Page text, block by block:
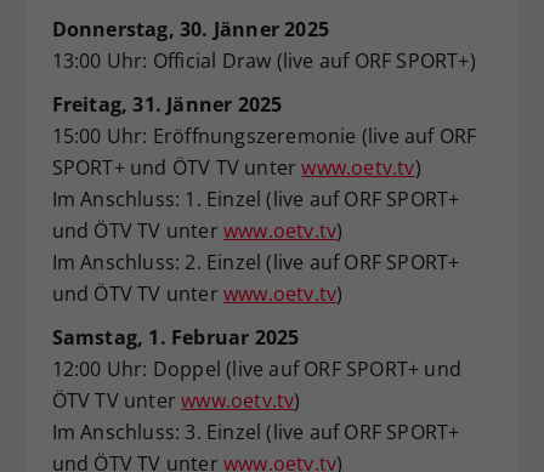
Donnerstag, 30. Jänner 2025
13:00 Uhr: Official Draw (live auf ORF SPORT+)
Freitag, 31. Jänner 2025
15:00 Uhr: Eröffnungszeremonie (live auf ORF
SPORT+ und ÖTV TV unterwww.oetv.tv)
Im Anschluss: 1. Einzel (live auf ORF SPORT+
und ÖTV TV unter www.oetv.tv)
Im Anschluss: 2. Einzel (live auf ORF SPORT+
und ÖTV TV unter www.oetv.tv)
Samstag, 1. Februar 2025
12:00 Uhr: Doppel (live auf ORF SPORT+ und
ÖTV TV unterwww.oetv.tv)
Im Anschluss: 3. Einzel (live auf ORF SPORT+
und ÖTV TV unter www.oetv.tv)